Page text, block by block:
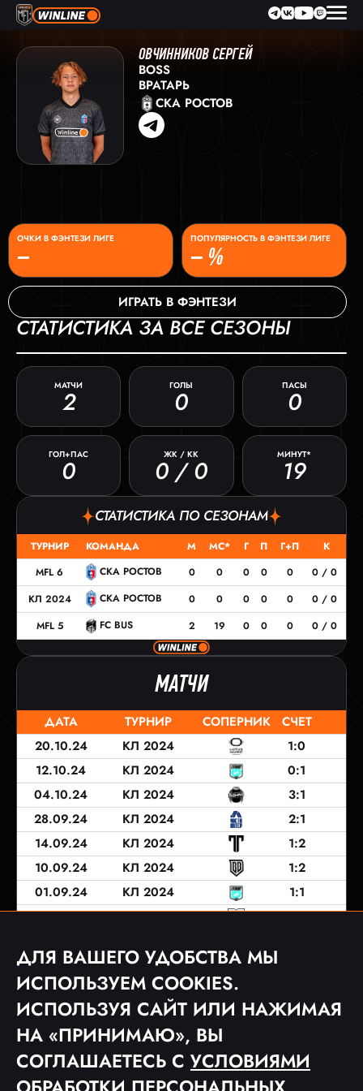
ОВЧИННИКОВ СЕРГЕЙ
BOSS
ВРАТАРЬ
СКА РОСТОВ
–
ОЧКИ В ФЭНТЕЗИ ЛИГЕ
– %
ПОПУЛЯРНОСТЬ В ФЭНТЕЗИ ЛИГЕ
ИГРАТЬ В ФЭНТЕЗИ
СТАТИСТИКА ЗА ВСЕ СЕЗОНЫ
МАТЧИ
2
ГОЛЫ
0
ПАСЫ
0
ГОЛ+ПАС
0
ЖК / КК
0 / 0
МИНУТ*
19
СТАТИСТИКА ПО СЕЗОНАМ
ТУРНИР КОМАНДА М МС* Г П Г+П
К
MFL 6
СКА РОСТОВ 0 0 0 0 0
0 / 0
КЛ 2024
СКА РОСТОВ 0 0 0 0 0
0 / 0
MFL 5
FC BUS 2 19 0 0 0 0 / 0
МАТЧИ
ДАТА ТУРНИР СОПЕРНИК
СЧЕТ
20.10.24
КЛ 2024
1:0
12.10.24
КЛ 2024
0:1
04.10.24
КЛ 2024
3:1
28.09.24
КЛ 2024
2:1
14.09.24
КЛ 2024
1:2
10.09.24
КЛ 2024
1:2
01.09.24
КЛ 2024
1:1
30.06.24
MFL 5
0:3
12.06.24
MFL 5
1 2
ДЛЯ ВАШЕГО УДОБСТВА МЫ
ИСПОЛЬЗУЕМ COOKIES.
ИСПОЛЬЗУЯ САЙТ ИЛИ НАЖИМАЯ
НА «ПРИНИМАЮ», ВЫ
СОГЛАШАЕТЕСЬ С УСЛОВИЯМИ